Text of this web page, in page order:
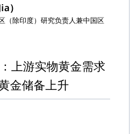
吨（约合14亿美元，98亿
是有史以来最大规模的年度
续两个月增加黄金储备，黄
吨，2022年全年增幅为62
）
（除印度）研究负责人兼中国区
上游实物黄金需求
金储备上升